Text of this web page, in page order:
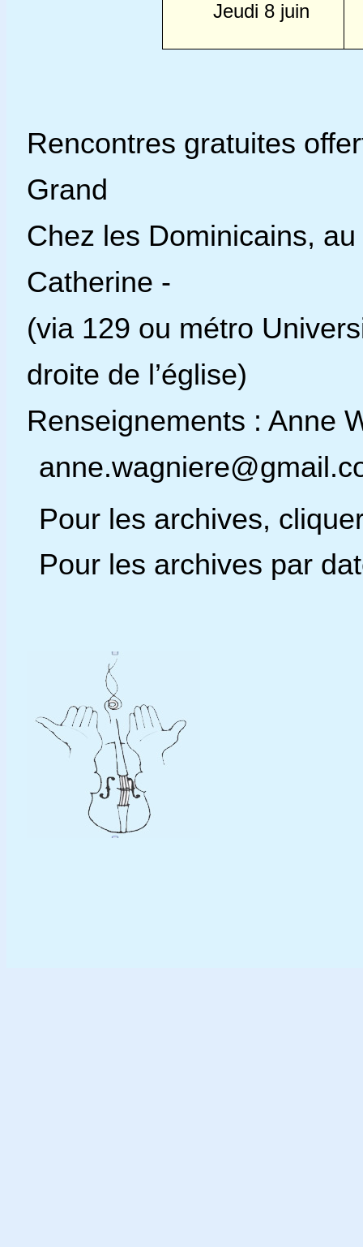
Jeudi 8 juin
Rencontres gratuites
Grand
Chez les Dominicains,
Catherine -
(via 129 ou métro
droite de l’église)
Renseignements :
Pour les archives,
Pour les archives par